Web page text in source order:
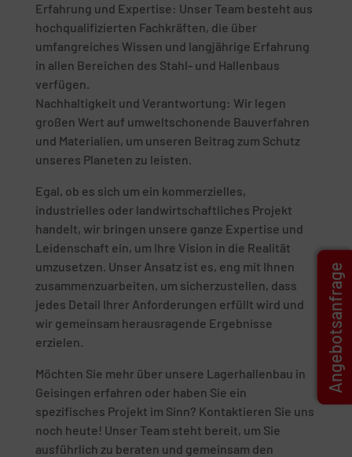
Erfahrung und Expertise: Unser Team besteht aus
hochqualifizierten Fachkräften, die über
umfangreiches Wissen und langjährige Erfahrung
in allen Bereichen des Stahl- und Hallenbaus
verfügen.
Nachhaltigkeit und Verantwortung: Wir legen
großen Wert auf umweltschonende Bauverfahren
und Materialien, um unseren Beitrag zum Schutz
unseres Planeten zu leisten.
Egal, ob es sich um ein kommerzielles,
industrielles oder landwirtschaftliches Projekt
handelt, wir bringen unsere ganze Expertise und
Leidenschaft ein, um Ihre Vision in die Realität
umzusetzen. Unser Ansatz ist es, eng mit Ihnen
zusammenzuarbeiten, um sicherzustellen, dass
jedes Detail Ihrer Anforderungen erfüllt wird und
wir gemeinsam herausragende Ergebnisse
erzielen.
Möchten Sie mehr über unsere Lagerhallenbau in
Geisingen erfahren oder haben Sie ein
spezifisches Projekt im Sinn? Kontaktieren Sie uns
noch heute! Unser Team steht bereit, um Sie
ausführlich zu beraten und gemeinsam den
Angebotsanfrage